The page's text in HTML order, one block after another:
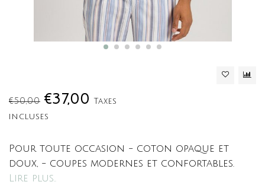
€50,00 €37,00 Taxes
incluses
Pour toute occasion - coton opaque et
doux, - coupes modernes et confortables.
Lire plus..